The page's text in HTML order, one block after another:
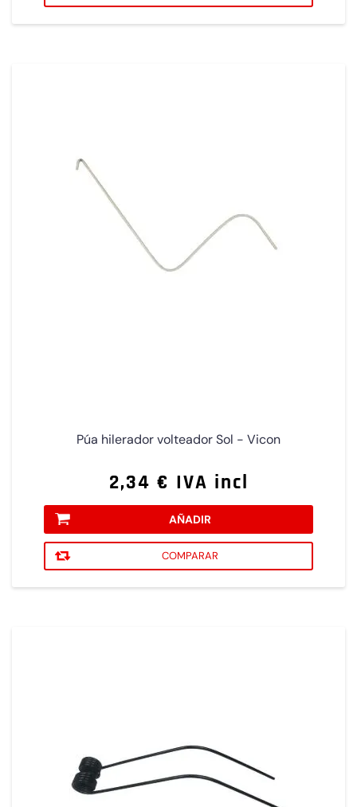
Púa hilerador volteador Sol - Vicon
2,34 € IVA incl
AÑADIR
COMPARAR